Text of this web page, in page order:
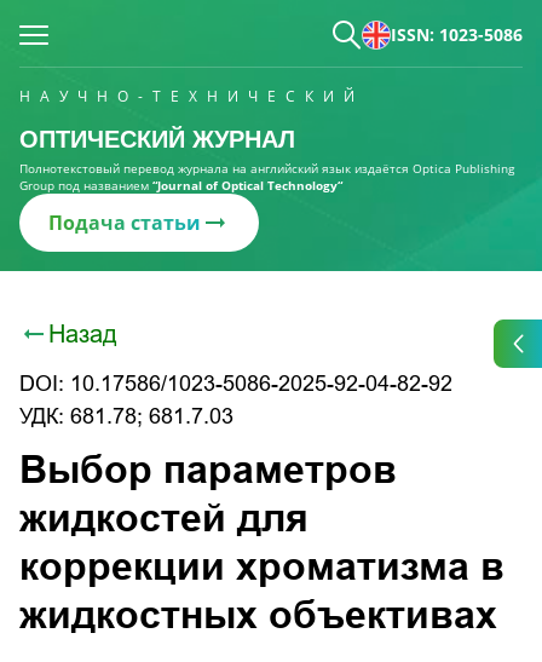
ISSN: 1023-5086
НАУЧНО-ТЕХНИЧЕСКИЙ
ОПТИЧЕСКИЙ ЖУРНАЛ
Полнотекстовый перевод журнала на английский язык издаётся Optica Publishing
Group под названием “Journal of Optical Technology“
Подача статьи
Назад
DOI: 10.17586/1023-5086-2025-92-04-82-92
УДК: 681.78; 681.7.03
Выбор параметров
жидкостей для
коррекции хроматизма в
жидкостных объективах